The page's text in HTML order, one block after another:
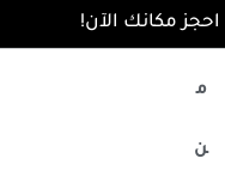
احجز مكانك الآن!
م
ن